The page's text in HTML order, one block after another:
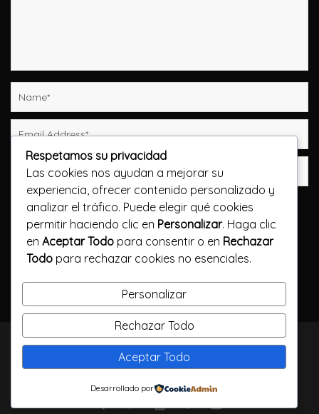
Guarda mi nombre, correo electrónico y web en
este navegador para la próxima vez que comente.
Publicar el comentario
TODOS LOS DERECHOS RESERVADOS / CALLELARGA
FILMS / 2023
Respetamos su privacidad
Las cookies nos ayudan a mejorar su
experiencia, ofrecer contenido personalizado y
analizar el tráfico. Puede elegir qué cookies
permitir haciendo clic en Personalizar. Haga clic
en Aceptar Todo para consentir o en Rechazar
Todo para rechazar cookies no esenciales.
Personalizar
Rechazar Todo
Aceptar Todo
Desarrollado por